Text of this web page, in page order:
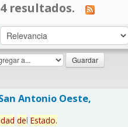
resultados.
Antonio Oeste,
del Estado.